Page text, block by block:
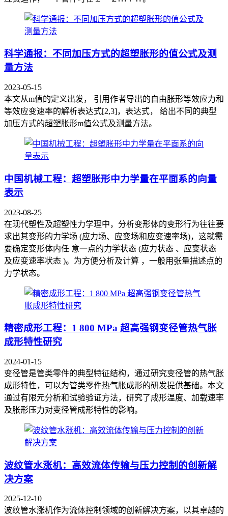
科学通报：不同加压方式的超塑胀形的值公式及测
量方法
2023-05-15
本文从m值的定义出发， 引用作者导出的自由胀形等效应力和
等效应变速率的解析表达式[2,3]，表达式， 给出不同的典型
加压方式的超塑胀形m值公式及测量方法。
中国机械工程：超塑胀形中力学量在平面系的向量
表示
2023-08-25
在现代塑性及超塑性力学理中，分析变形体的变形行为往往要
求出其变形的力学场 (应力场、应变场和应变速率场)，这就需
要确定变形体内任 意一点的力学状态 (应力状态 、应变状态
及应变速率状态 )。为方便分析及计算 ，一般用张量描述点的
力学状态。
精密成形工程：1 800 MPa 超高强钢变径管热气胀
成形特性研究
2024-01-15
变径管是管类零件的典型特征结构，通过研究变径管的热气胀
成形特性，可以为管类零件热气胀成形的研发提供基础。本文
通过有限元分析和试验验证方法，研究了成形温度、加载速率
及胀形压力对变径管成形特性的影响。
波纹管水涨机：高效流体传输与压力控制的创新解
决方案
2025-12-10
波纹管水涨机作为流体控制领域的创新解决方案，以其卓越的